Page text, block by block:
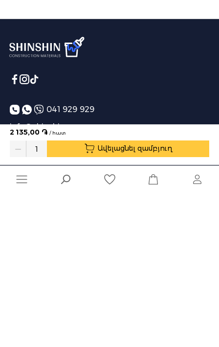
2 135,00 ֏ / հատ
Quantity Ավելացնել զամբյուղ
041 929 929
info@shinshin.am
Առաքման ժամեր՝ 10:00-19:00
Ընկերություն